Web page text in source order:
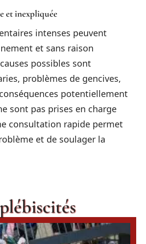
et inexpliquée
intenses peuvent
et sans raison
possibles sont
problèmes de gencives,
potentiellement
sont pas prises en charge
consultation rapide permet
et de soulager la